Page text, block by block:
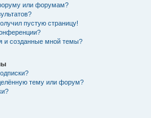
или форумам?
пустую страницу!
и созданные мной темы?
тему или форум?